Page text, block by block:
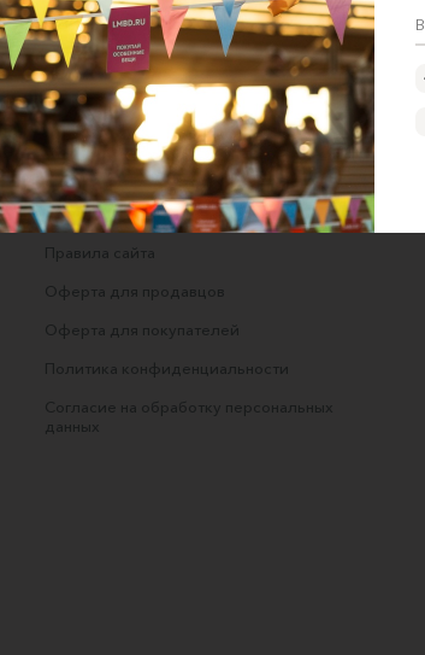
1290 ₽
1250 ₽
Соглашение об оказании услуг
Правила сайта
Оферта для продавцов
Оферта для покупателей
Политика конфиденциальности
Согласие на обработку персональных
данных